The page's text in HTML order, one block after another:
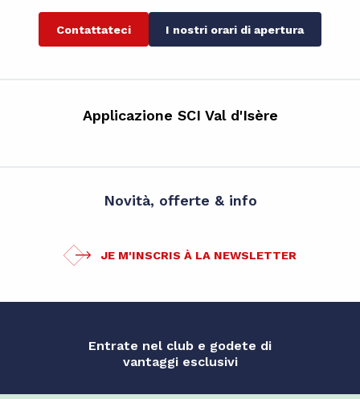
Contattateci I nostri orari di apertura
Applicazione SCI Val d'Isère
Novità, offerte & info
JE M'INSCRIS À LA NEWSLETTER
Entrate nel club e godete di
vantaggi esclusivi